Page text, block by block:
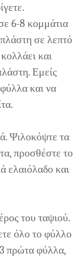
6-8 κομμάτια
σε λεπτό
και
Εμείς
και να
Ψιλοκόψτε τα
προσθέστε το
ελαιόλαδο και
του ταψιού.
όλο το φύλλο
πρώτα φύλλα,